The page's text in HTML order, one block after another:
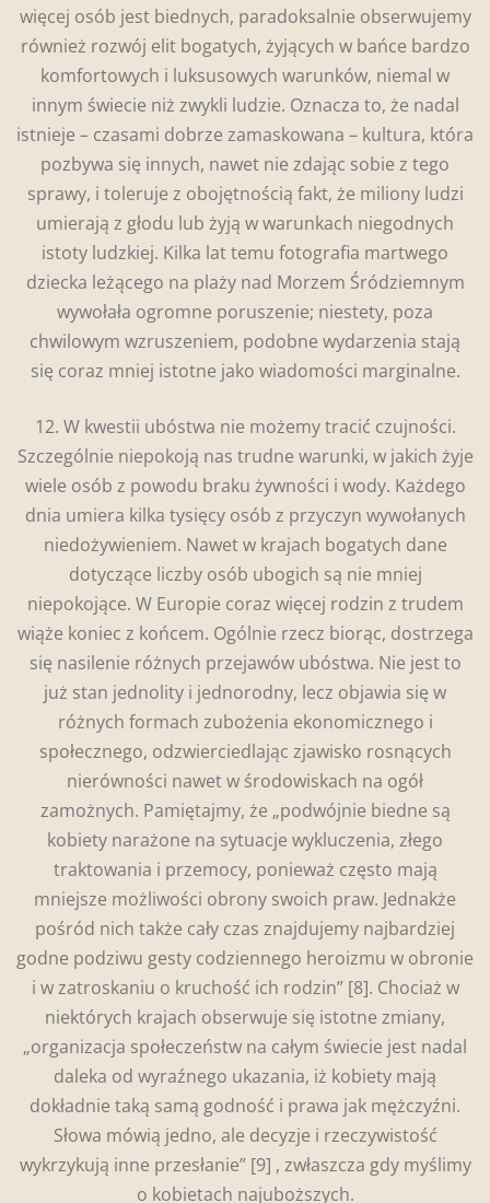
więcej osób jest biednych, paradoksalnie obserwujemy
również rozwój elit bogatych, żyjących w bańce bardzo
komfortowych i luksusowych warunków, niemal w
innym świecie niż zwykli ludzie. Oznacza to, że nadal
istnieje – czasami dobrze zamaskowana – kultura, która
pozbywa się innych, nawet nie zdając sobie z tego
sprawy, i toleruje z obojętnością fakt, że miliony ludzi
umierają z głodu lub żyją w warunkach niegodnych
istoty ludzkiej. Kilka lat temu fotografia martwego
dziecka leżącego na plaży nad Morzem Śródziemnym
wywołała ogromne poruszenie; niestety, poza
chwilowym wzruszeniem, podobne wydarzenia stają
się coraz mniej istotne jako wiadomości marginalne.
12. W kwestii ubóstwa nie możemy tracić czujności.
Szczególnie niepokoją nas trudne warunki, w jakich żyje
wiele osób z powodu braku żywności i wody. Każdego
dnia umiera kilka tysięcy osób z przyczyn wywołanych
niedożywieniem. Nawet w krajach bogatych dane
dotyczące liczby osób ubogich są nie mniej
niepokojące. W Europie coraz więcej rodzin z trudem
wiąże koniec z końcem. Ogólnie rzecz biorąc, dostrzega
się nasilenie różnych przejawów ubóstwa. Nie jest to
już stan jednolity i jednorodny, lecz objawia się w
różnych formach zubożenia ekonomicznego i
społecznego, odzwierciedlając zjawisko rosnących
nierówności nawet w środowiskach na ogół
zamożnych. Pamiętajmy, że „podwójnie biedne są
kobiety narażone na sytuacje wykluczenia, złego
traktowania i przemocy, ponieważ często mają
mniejsze możliwości obrony swoich praw. Jednakże
pośród nich także cały czas znajdujemy najbardziej
godne podziwu gesty codziennego heroizmu w obronie
i w zatroskaniu o kruchość ich rodzin” [8]. Chociaż w
niektórych krajach obserwuje się istotne zmiany,
„organizacja społeczeństw na całym świecie jest nadal
daleka od wyraźnego ukazania, iż kobiety mają
dokładnie taką samą godność i prawa jak mężczyźni.
Słowa mówią jedno, ale decyzje i rzeczywistość
wykrzykują inne przesłanie” [9] , zwłaszcza gdy myślimy
o kobietach najuboższych.